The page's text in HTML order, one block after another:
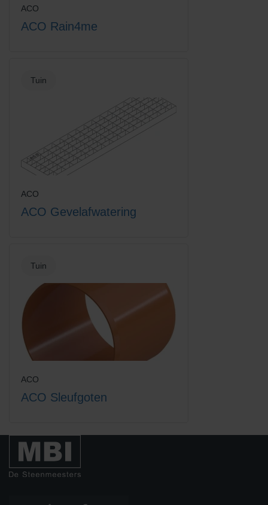
Hexadrain garagepack +
Hexaline 2.0 goot + kunststof
Hexaline 2.0 goot + verzinkt
staal sleufrooster
Hexaline 2.0 goot zonder
ACO
ACO Rain4me
Tuin
ACO
ACO Gevelafwatering
Tuin
ACO
ACO Sleufgoten